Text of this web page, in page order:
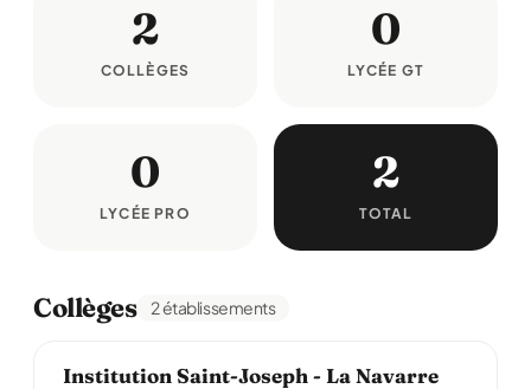
2
COLLÈGES
0
LYCÉE GT
0
LYCÉE PRO
2
TOTAL
Collèges 2 établissements
Institution Saint-Joseph - La Navarre